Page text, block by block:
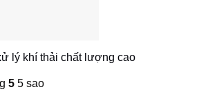
lý khí thải chất lượng cao
5 5 sao